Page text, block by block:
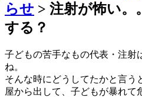
らせ > 注射が怖い。
する？
子どもの苦手なもの代表・注射
ね。
そんな時にどうしてたかと言う
屋から出して、子どもが暴れて